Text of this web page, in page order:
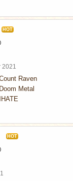
HOT
2021
Raven
Doom Metal
IHATE
HOT